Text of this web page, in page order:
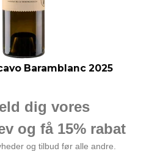
Baramblanc 2025